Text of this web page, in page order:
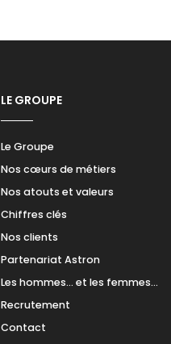
LE GROUPE
Le Groupe
Nos cœurs de métiers
Nos atouts et valeurs
Chiffres clés
Nos clients
Partenariat Astron
Les hommes… et les femmes…
Recrutement
Contact